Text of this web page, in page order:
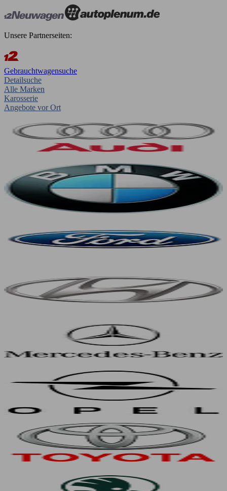
Unsere Partnerseiten:
Gebrauchtwagensuche
Detailsuche
Alle Marken
Karosserie
Angebote vor Ort